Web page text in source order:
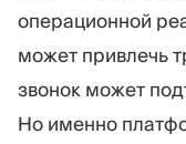
операционной
может привлечь
звонок может
Но именно